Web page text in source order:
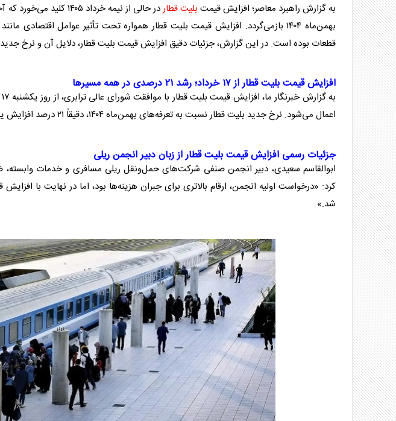
به گزارش راهبرد معاصر؛ افزایش قیمت بلیت قطار
در حالی از نیمه خرداد
بهمن‌ماه ۱۴۰۴ بازمی‌گردد. افزایش قیمت
بلیت قطارهمواره تحت تأثیر عوامل اقتصادی
قطعات بوده است. در این گزارش، جزئیات دقیق افزایش قیمت بلیت قطار، دلایل آن و نرخ
افزایش قیمتبلیت قطاراز ۱۷ خرداد؛ رشد ۲۱ درصدی در همه مسیر‌ها
به گزارش خبرنگار ما، افزایش قیمت بلیت قطار
اعمال می‌شود. نرخ جدید بلیت قطارنسبت به تعرفه‌های بهمن‌ماه ۱۴۰۴، دقیقاً ۲۱ درصد افزایش یافته است.
جزئیات رسمی افزایش قیمتبلیت قطاراز زبان دبیر انجمن ریلی
ابوالقاسم سعیدی، دبیر انجمن صنفی شرکت‌های حمل‌ونقل ریلی مسافری و خدمات
کرد: «درخواست اولیه انجمن، ارقام بالاتری برای جبران هزینه‌ها بود، اما در نهایت با
شد.»